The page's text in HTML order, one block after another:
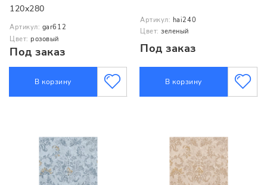
120x280
Артикул: gar612
Цвет: розовый
Под заказ
В корзину
Артикул: hai240
Цвет: зеленый
Под заказ
В корзину